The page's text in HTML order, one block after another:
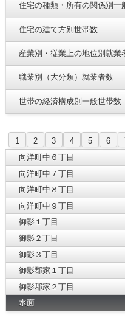
住宅の種類・所有の関係別一
住宅の建て方別世帯数
産業別・従業上の地位別就業
職業別（大分類）就業者数
世帯の経済構成別一般世帯数
1 2 3 4 5 6
向洋町中６丁目
向洋町中７丁目
向洋町中８丁目
向洋町中９丁目
御影１丁目
御影２丁目
御影３丁目
御影郡家１丁目
御影郡家２丁目
水面